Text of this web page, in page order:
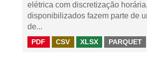
elétrica com discretização
disponibilizados fazem parte de
de...
PDF CSV XLSX PARQUET